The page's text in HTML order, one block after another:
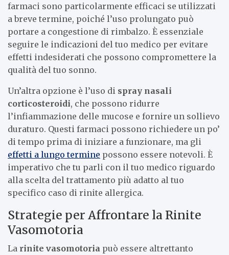
farmaci sono particolarmente efficaci se utilizzati
a breve termine, poiché l’uso prolungato può
portare a congestione di rimbalzo. È essenziale
seguire le indicazioni del tuo medico per evitare
effetti indesiderati che possono compromettere la
qualità del tuo sonno.
Un’altra opzione è l’uso di spray nasali
corticosteroidi, che possono ridurre
l’infiammazione delle mucose e fornire un sollievo
duraturo. Questi farmaci possono richiedere un po’
di tempo prima di iniziare a funzionare, ma gli
effetti a lungo termine possono essere notevoli. È
imperativo che tu parli con il tuo medico riguardo
alla scelta del trattamento più adatto al tuo
specifico caso di rinite allergica.
Strategie per Affrontare la Rinite
Vasomotoria
La rinite vasomotoria può essere altrettanto